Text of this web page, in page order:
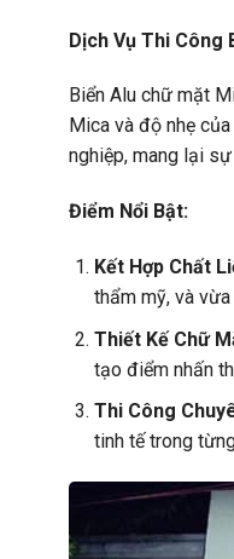
Dịch Vụ Thi Công
Biển Alu chữ mặt
Mica và độ nhẹ
nghiệp, mang lại
Điểm Nổi Bật:
Kết Hợp Chất
thẩm mỹ, và vừa
Thiết Kế Chữ
tạo điểm nhấn
Thi Công
tinh tế trong